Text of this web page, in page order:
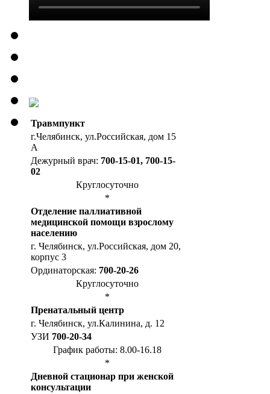
Травмпункт
г.Челябинск, ул.Российская, дом 15
А
Дежурный врач: 700-15-01, 700-15-
02
Круглосуточно
*
Отделение паллиативной
медицинской помощи взрослому
населению
г. Челябинск, ул.Российская, дом 20,
корпус 3
Ординаторская: 700-20-26
Круглосуточно
*
Пренатальный центр
г. Челябинск, ул.Калинина, д. 12
УЗИ 700-20-34
График работы: 8.00-16.18
*
Дневной стационар при женской
консультации